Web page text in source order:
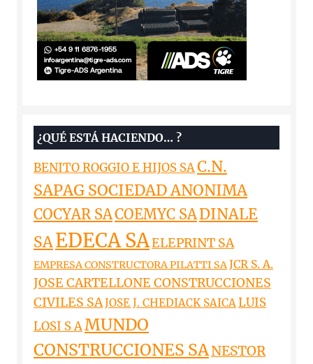
¿QUÉ ESTÁ HACIENDO… ?
BENITO ROGGIO E HIJOS SAC.N.
SAPAG SOCIEDAD ANONIMA
COCYAR SACOEMYC SADINALE
SAEDECA SAELEPRINT SA
EMPRESA CONSTRUCTORA PILATTI SAJCR S. A.
JOSE CARTELLONE CONSTRUCCIONES
CIVILES SAJOSE J. CHEDIACK SAICALUIS
LOSI S AMUNDO
CONSTRUCCIONES SANESTOR